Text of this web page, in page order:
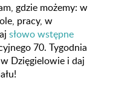
gdzie możemy: w
pracy, w
słowo wstępne
70. Tygodnia
Dzięgielowie i daj